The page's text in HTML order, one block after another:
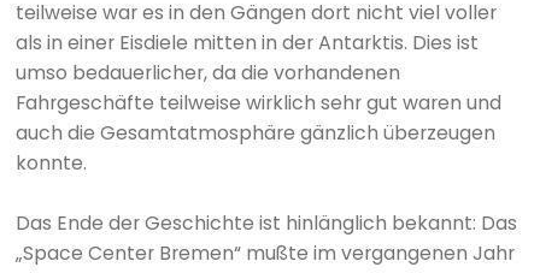
teilweise war es in den Gängen dort nicht viel voller
als in einer Eisdiele mitten in der Antarktis. Dies ist
umso bedauerlicher, da die vorhandenen
Fahrgeschäfte teilweise wirklich sehr gut waren und
auch die Gesamtatmosphäre gänzlich überzeugen
konnte.
Das Ende der Geschichte ist hinlänglich bekannt: Das
„Space Center Bremen“ mußte im vergangenen Jahr